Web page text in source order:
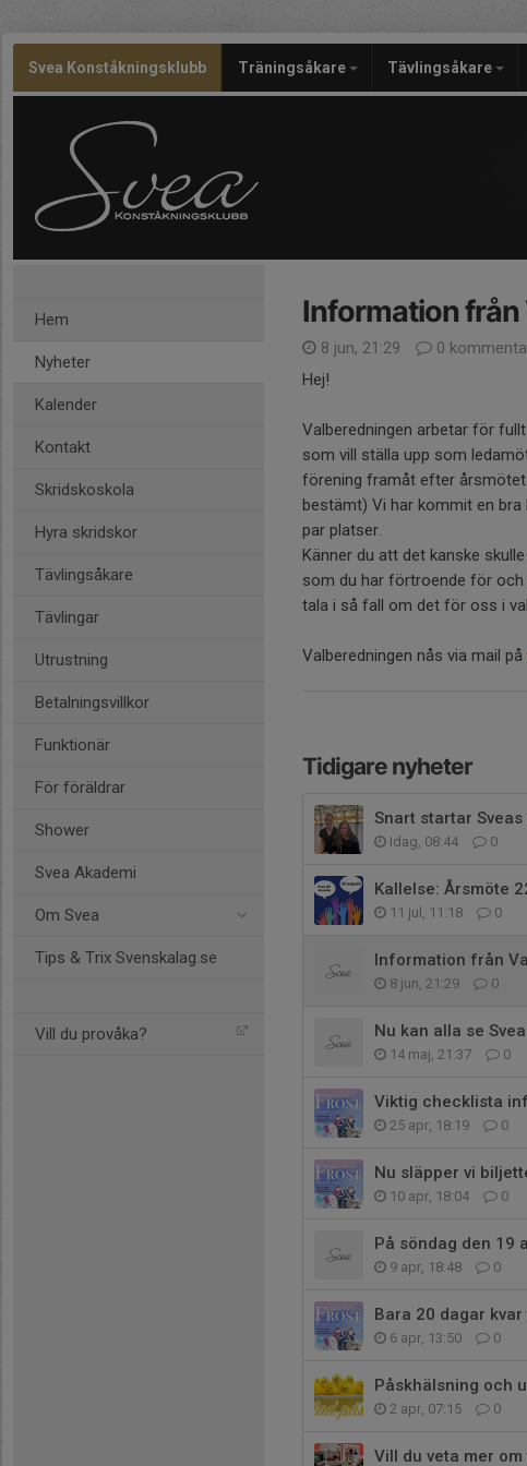
Svea Konståkningsklubb Träningsåkare Tävlingsåkare
Hem
Nyheter
Kalender
Kontakt
Skridskoskola
Hyra skridskor
Tävlingsåkare
Tävlingar
Utrustning
Betalningsvillkor
Funktionär
För föräldrar
Shower
Svea Akademi
Om Svea
Tips & Trix Svenskalag.se
Vill du provåka?
Information
8 jun, 21:29
0
Hej!
Valberedningen arbetar för
som vill ställa upp som
förening framåt efter
bestämt) Vi har kommit en
par platser.
Känner du att det kanske
som du har förtroende för
tala i så fall om det för oss i
Valberedningen nås via mail på
Tidigare nyheter
Snart startar
Idag, 08:44 0
Kallelse: Årsmöte
11 jul, 11:18 0
Information från
8 jun, 21:29 0
Nu kan alla se
14 maj, 21:37 0
Viktig checklista
25 apr, 18:19 0
Nu släpper vi
10 apr, 18:04 0
På söndag den 19
9 apr, 18:48 0
Bara 20 dagar
6 apr, 13:50 0
Påskhälsning och
2 apr, 07:15 0
Vill du veta mer